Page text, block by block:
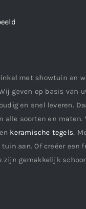
met showtuin en
geven op basis van
en snel leveren.
alle soorten en
en keramische tegels.
aan. Of creëer
zijn gemakkelijk